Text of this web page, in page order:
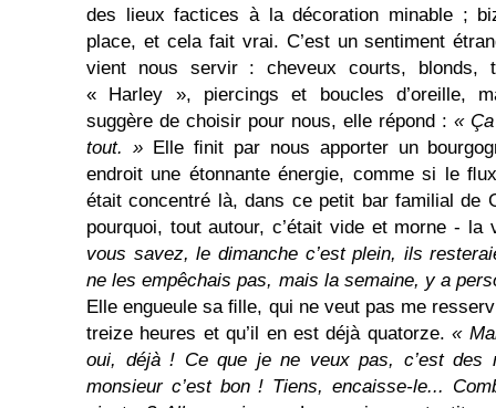
des lieux factices à la décoration minable ;
place, et cela fait vrai. C’est un sentiment
vient nous servir : cheveux courts, blonds,
« Harley », piercings et boucles d’oreille,
suggère de choisir pour nous, elle répond : «
tout. »Elle ﬁnit par nous apporter un
endroit une étonnante énergie, comme si le
était concentré là, dans ce petit bar familial de
pourquoi, tout autour, c’était vide et morne -
vous savez, le dimanche c’est plein, ils
ne les empêchais pas, mais la semaine, y a
Elle engueule sa ﬁlle, qui ne veut pas me
treize heures et qu’il en est déjà quatorze.«
oui, déjà ! Ce que je ne veux pas, c’est des
monsieur c’est bon ! Tiens, encaisse-le...